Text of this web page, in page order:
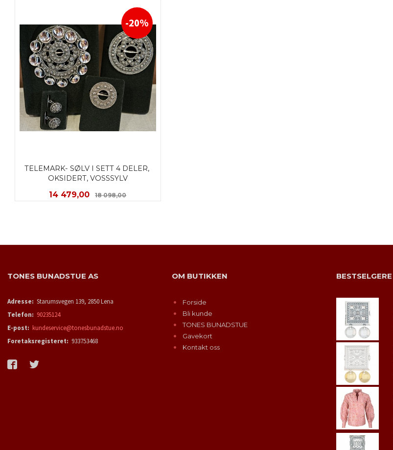
TELEMARK- SØLV I SETT 4 DELER,
OKSIDERT, VOSSSYLV
Tilbud
14 479,00 18 098,00Rabatt
-20%
TONES BUNADSTUE AS
Adresse: Starumsvegen 139, 2850 Lena
Telefon: 90235124
E-post: kundeservice@tonesbunadstue.no
Foretaksregisteret: 933753468
OM BUTIKKEN
Forside
Bli kunde
TONES BUNADSTUE
Gavekort
Kontakt oss
BESTSELGERE